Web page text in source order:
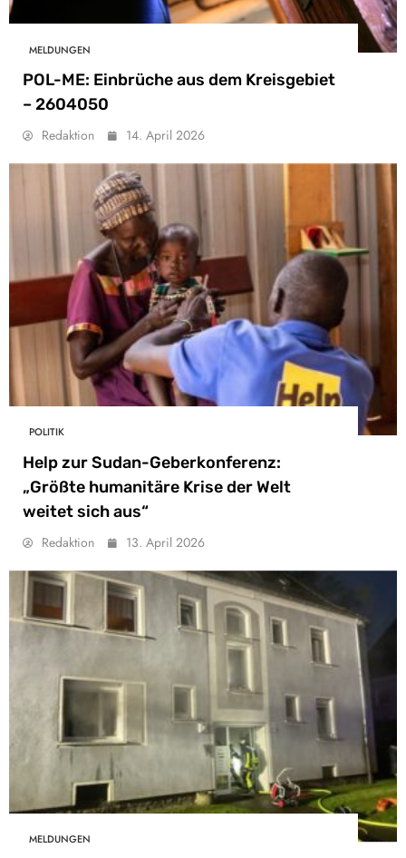
MELDUNGEN
POL-ME: Einbrüche aus dem Kreisgebiet
– 2604050
Redaktion 14. April 2026
POLITIK
Help zur Sudan-Geberkonferenz:
„Größte humanitäre Krise der Welt
weitet sich aus“
Redaktion 13. April 2026
MELDUNGEN